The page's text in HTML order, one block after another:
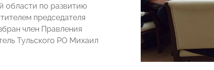
области по развитию
председателя
член Правления
Тульского РО Михаил